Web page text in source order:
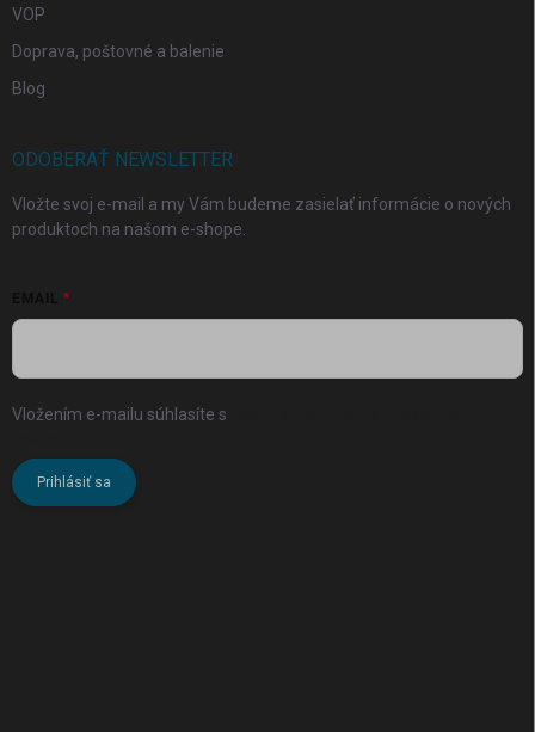
VOP
Doprava, poštovné a balenie
Blog
ODOBERAŤ NEWSLETTER
Vložte svoj e-mail a my Vám budeme zasielať informácie o nových
produktoch na našom e-shope.
Vložením e-mailu súhlasíte s
Prihlásiť sa